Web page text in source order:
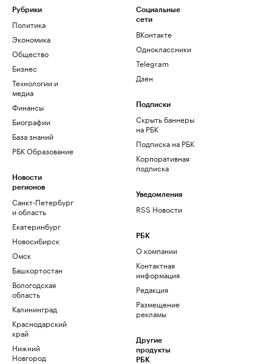
Рубрики
Политика
Экономика
Общество
Бизнес
Технологии и
медиа
Финансы
Биографии
База знаний
РБК Образование
Новости
регионов
Санкт-Петербург
и область
Екатеринбург
Новосибирск
Омск
Башкортостан
Вологодская
область
Калининград
Краснодарский
край
Нижний
Новгород
Социальные
сети
ВКонтакте
Одноклассники
Telegram
Дзен
Подписки
Скрыть баннеры
на РБК
Подписка на РБК
Корпоративная
подписка
Уведомления
RSS Новости
РБК
О компании
Контактная
информация
Редакция
Размещение
рекламы
Другие
продукты
РБК